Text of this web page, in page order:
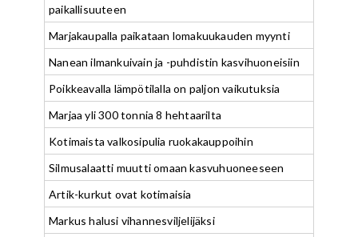
paikallisuuteen
Marjakaupalla paikataan lomakuukauden myynti
Nanean ilmankuivain ja -puhdistin kasvihuoneisiin
Poikkeavalla lämpötilalla on paljon vaikutuksia
Marjaa yli 300 tonnia 8 hehtaarilta
Kotimaista valkosipulia ruokakauppoihin
Silmusalaatti muutti omaan kasvuhuoneeseen
Artik-kurkut ovat kotimaisia
Markus halusi vihannesviljelijäksi